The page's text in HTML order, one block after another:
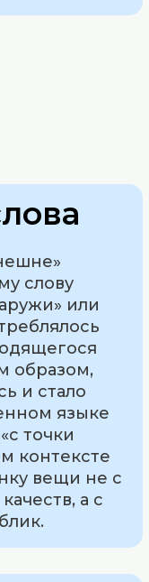
слову
или
образом,
и стало
языке
точки
контексте
вещи не с
а с